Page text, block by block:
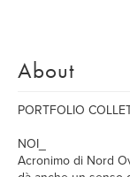
About
PORTFOLIO
NOI_
Acronimo di Nord